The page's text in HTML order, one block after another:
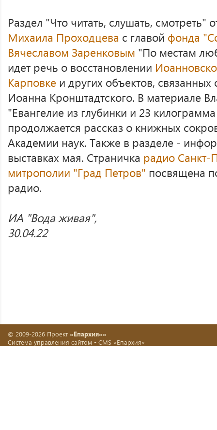
Раздел "Что читать, слушать, смотреть"
Михаила Проходцева с главой фонда
Вячеславом Заренковым "По местам
идет речь о восстановлении
Карповке и других объектов,
Иоанна Кронштадтского. В материале
"Евангелие из глубинки и 23
продолжается рассказ о книжных
Академии наук. Также в разделе -
выставках мая. Страничка радио Санкт-
митрополии "Град Петров" посвящена
радио.
ИА "Вода живая",
30.04.22
© 2009-2026 Проект «Епархия»»
Система управления сайтом - CMS «Епархия»